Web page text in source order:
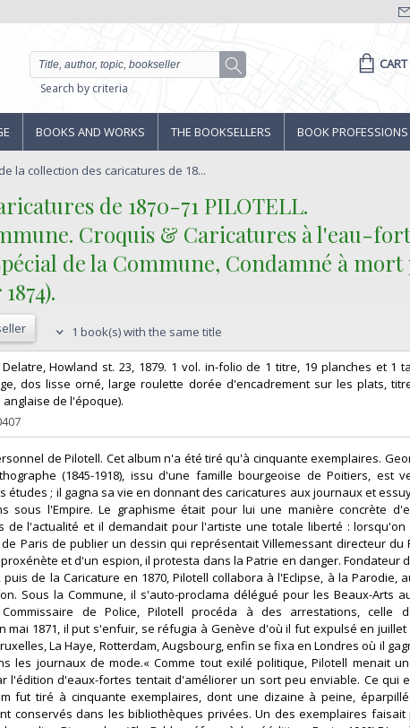
Search by criteria
CART
BOOKS AND WORKS THE BOOKSELLERS BOOK
la collection des caricatures de 18...
de 1870-71 PILOTELL.‎
Croquis & Caricatures à l'eau-
de la Commune, Condamné à mort
1 book(s) with the same title
Howland st. 23, 1879. 1 vol. in-folio de 1 titre, 19 planches et 1
dos lisse orné, large roulette dorée d'encadrement sur les plats,
de l'époque).
de Pilotell. Cet album n'a été tiré qu'à cinquante exemplaires.
(1845-1918), issu d'une famille bourgeoise de Poitiers, est
études ; il gagna sa vie en donnant des caricatures aux journaux et
sous l'Empire. Le graphisme était pour lui une manière concrète
de l'actualité et il demandait pour l'artiste une totale liberté :
Paris de publier un dessin qui représentait Villemessant directeur du
et d'un espion, il protesta dans la Patrie en danger. Fondateur
puis de la Caricature en 1870, Pilotell collabora à l'Eclipse, à la Parodie,
Sous la Commune, il s'auto-proclama délégué pour les Beaux-Arts
Commissaire de Police, Pilotell procéda à des arrestations, celle
mai 1871, il put s'enfuir, se réfugia à Genève d'où il fut expulsé en juillet
La Haye, Rotterdam, Augsbourg, enfin se fixa en Londres où il
les journaux de mode.« Comme tout exilé politique, Pilotell menait
l'édition d'eaux-fortes tentait d'améliorer un sort peu enviable. Ce qui
fut tiré à cinquante exemplaires, dont une dizaine à peine,
conservés dans les bibliothèques privées. Un des exemplaires faisait